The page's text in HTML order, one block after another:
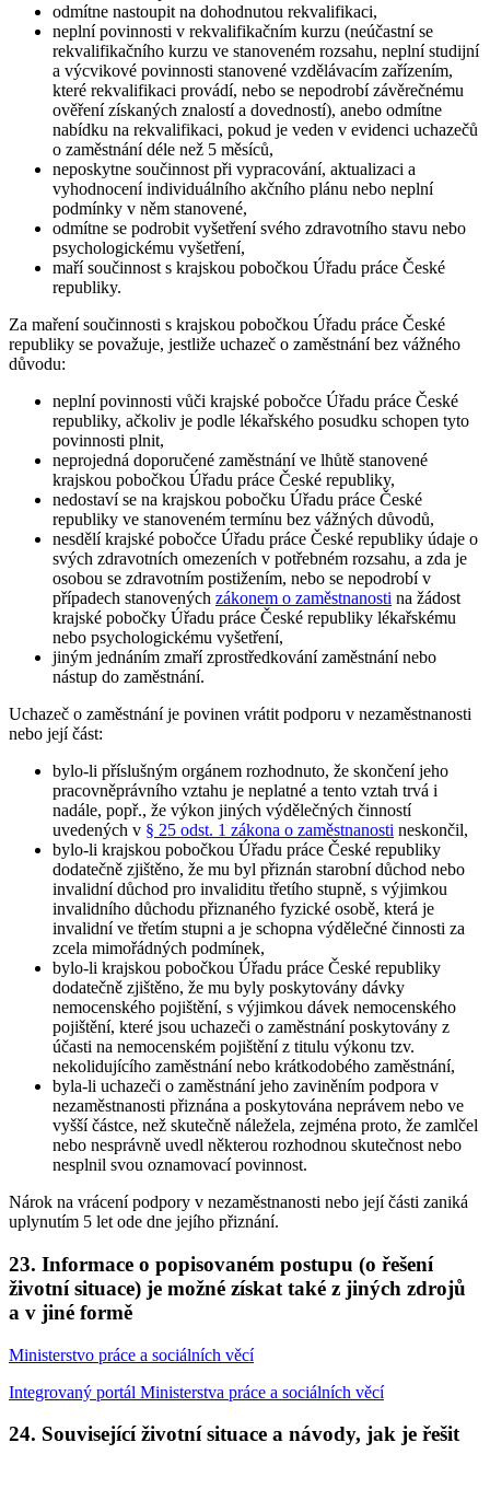
odmítne nastoupit na dohodnutou rekvalifikaci,
neplní povinnosti v rekvalifikačním kurzu (neúčastní se
rekvalifikačního kurzu ve stanoveném rozsahu, neplní studijní
a výcvikové povinnosti stanovené vzdělávacím zařízením,
které rekvalifikaci provádí, nebo se nepodrobí závěrečnému
ověření získaných znalostí a dovedností), anebo odmítne
nabídku na rekvalifikaci, pokud je veden v evidenci uchazečů
o zaměstnání déle než 5 měsíců,
neposkytne součinnost při vypracování, aktualizaci a
vyhodnocení individuálního akčního plánu nebo neplní
podmínky v něm stanovené,
odmítne se podrobit vyšetření svého zdravotního stavu nebo
psychologickému vyšetření,
maří součinnost s krajskou pobočkou Úřadu práce České
republiky.
Za maření součinnosti s krajskou pobočkou Úřadu práce České
republiky se považuje, jestliže uchazeč o zaměstnání bez vážného
důvodu:
neplní povinnosti vůči krajské pobočce Úřadu práce České
republiky, ačkoliv je podle lékařského posudku schopen tyto
povinnosti plnit,
neprojedná doporučené zaměstnání ve lhůtě stanovené
krajskou pobočkou Úřadu práce České republiky,
nedostaví se na krajskou pobočku Úřadu práce České
republiky ve stanoveném termínu bez vážných důvodů,
nesdělí krajské pobočce Úřadu práce České republiky údaje o
svých zdravotních omezeních v potřebném rozsahu, a zda je
osobou se zdravotním postižením, nebo se nepodrobí v
případech stanovených zákonem o zaměstnanosti na žádost
krajské pobočky Úřadu práce České republiky lékařskému
nebo psychologickému vyšetření,
jiným jednáním zmaří zprostředkování zaměstnání nebo
nástup do zaměstnání.
Uchazeč o zaměstnání je povinen vrátit podporu v nezaměstnanosti
nebo její část:
bylo-li příslušným orgánem rozhodnuto, že skončení jeho
pracovněprávního vztahu je neplatné a tento vztah trvá i
nadále, popř., že výkon jiných výdělečných činností
uvedených v § 25 odst. 1 zákona o zaměstnanosti neskončil,
bylo-li krajskou pobočkou Úřadu práce České republiky
dodatečně zjištěno, že mu byl přiznán starobní důchod nebo
invalidní důchod pro invaliditu třetího stupně, s výjimkou
invalidního důchodu přiznaného fyzické osobě, která je
invalidní ve třetím stupni a je schopna výdělečné činnosti za
zcela mimořádných podmínek,
bylo-li krajskou pobočkou Úřadu práce České republiky
dodatečně zjištěno, že mu byly poskytovány dávky
nemocenského pojištění, s výjimkou dávek nemocenského
pojištění, které jsou uchazeči o zaměstnání poskytovány z
účasti na nemocenském pojištění z titulu výkonu tzv.
nekolidujícího zaměstnání nebo krátkodobého zaměstnání,
byla-li uchazeči o zaměstnání jeho zaviněním podpora v
nezaměstnanosti přiznána a poskytována neprávem nebo ve
vyšší částce, než skutečně náležela, zejména proto, že zamlčel
nebo nesprávně uvedl některou rozhodnou skutečnost nebo
nesplnil svou oznamovací povinnost.
Nárok na vrácení podpory v nezaměstnanosti nebo její části zaniká
uplynutím 5 let ode dne jejího přiznání.
23. Informace o popisovaném postupu (o řešení
životní situace) je možné získat také z jiných zdrojů
a v jiné formě
Ministerstvo práce a sociálních věcí
Integrovaný portál Ministerstva práce a sociálních věcí
24. Související životní situace a návody, jak je řešit